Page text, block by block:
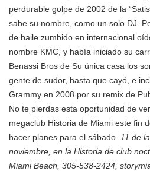
perdurable golpe de 2002 de la
sabe su nombre, como un solo DJ.
de baile zumbido en internacional
nombre KMC, y había iniciado su
Benassi Bros de Su única casa los
gente de sudor, hasta que cayó, e
Grammy en 2008 por su remix de
No te pierdas esta oportunidad de
megaclub Historia de Miami este fin
hacer planes para el sábado.
11 de
noviembre, en la Historia de club
Miami Beach, 305-538-2424,